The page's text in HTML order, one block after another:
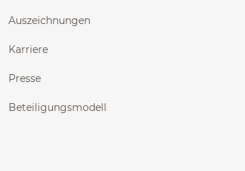
Auszeichnungen
Karriere
Presse
Beteiligungsmodell